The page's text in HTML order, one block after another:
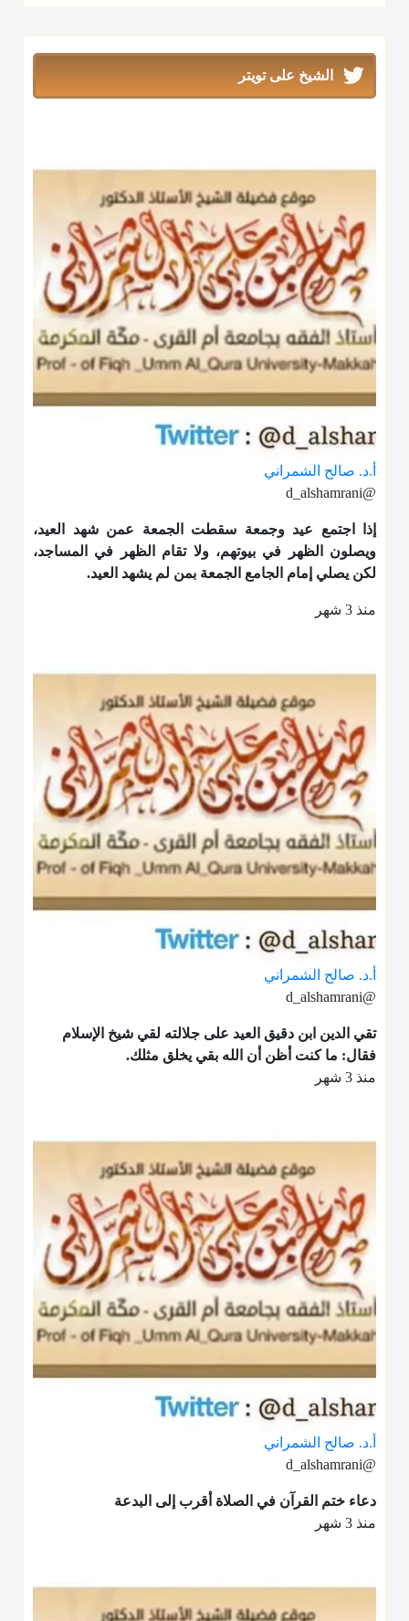
الشيخ على تويتر
أ.د. صالح الشمراني
@d_alshamrani
إذا اجتمع عيد وجمعة سقطت الجمعة عمن شهد العيد،
ويصلون الظهر في بيوتهم، ولا تقام الظهر في المساجد،
لكن يصلي إمام الجامع الجمعة بمن لم يشهد العيد.
منذ 3 شهر
أ.د. صالح الشمراني
@d_alshamrani
تقي الدين ابن دقيق العيد على جلالته لقي شيخ الإسلام
فقال: ما كنت أظن أن الله بقي يخلق مثلك.
منذ 3 شهر
أ.د. صالح الشمراني
@d_alshamrani
دعاء ختم القرآن في الصلاة أقرب إلى البدعة
منذ 3 شهر